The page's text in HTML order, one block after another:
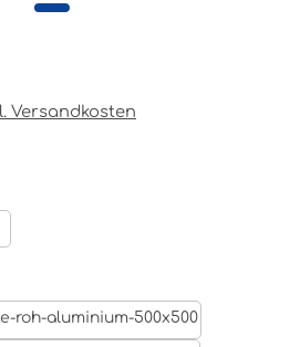
Versandkosten